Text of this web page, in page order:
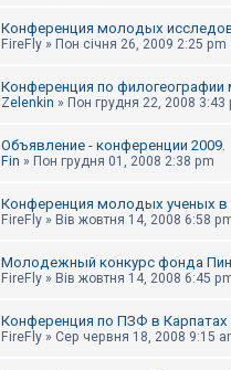
Конференция молодых
FireFly » Пон січня 26, 2009 2:25 pm
Конференция по филогеографии
Zelenkin » Пон грудня 22, 2008 3:43
Объявление - конференции 2009.
Fin » Пон грудня 01, 2008 2:38 pm
Конференция молодых ученых в
FireFly » Вів жовтня 14, 2008 6:58
Молодежный конкурс фонда
FireFly » Вів жовтня 14, 2008 6:45
Конференция по ПЗФ в Карпатах
FireFly » Сер червня 18, 2008 9:15